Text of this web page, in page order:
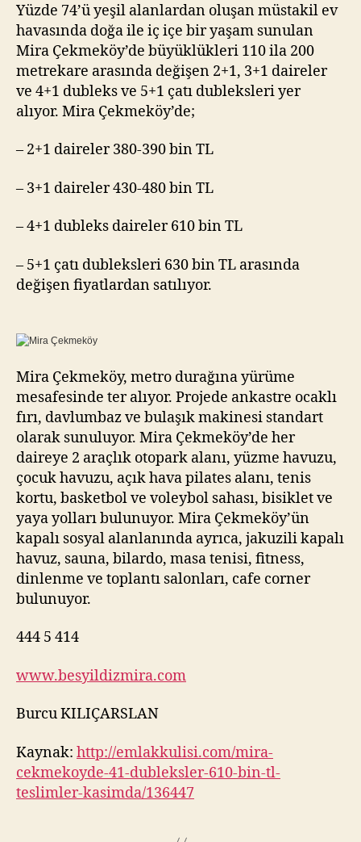
Yüzde 74’ü yeşil alanlardan oluşan müstakil ev
havasında doğa ile iç içe bir yaşam sunulan
Mira Çekmeköy’de büyüklükleri 110 ila 200
metrekare arasında değişen 2+1, 3+1 daireler
ve 4+1 dubleks ve 5+1 çatı dubleksleri yer
alıyor. Mira Çekmeköy’de;
– 2+1 daireler 380-390 bin TL
– 3+1 daireler 430-480 bin TL
– 4+1 dubleks daireler 610 bin TL
– 5+1 çatı dubleksleri 630 bin TL arasında
değişen fiyatlardan satılıyor.
Mira Çekmeköy, metro durağına yürüme
mesafesinde ter alıyor. Projede ankastre ocaklı
fırı, davlumbaz ve bulaşık makinesi standart
olarak sunuluyor. Mira Çekmeköy’de her
daireye 2 araçlık otopark alanı, yüzme havuzu,
çocuk havuzu, açık hava pilates alanı, tenis
kortu, basketbol ve voleybol sahası, bisiklet ve
yaya yolları bulunuyor. Mira Çekmeköy’ün
kapalı sosyal alanlanında ayrıca, jakuzili kapalı
havuz, sauna, bilardo, masa tenisi, fitness,
dinlenme ve toplantı salonları, cafe corner
bulunuyor.
444 5 414
www.besyildizmira.com
Burcu KILIÇARSLAN
Kaynak: http://emlakkulisi.com/mira-
cekmekoyde-41-dubleksler-610-bin-tl-
teslimler-kasimda/136447